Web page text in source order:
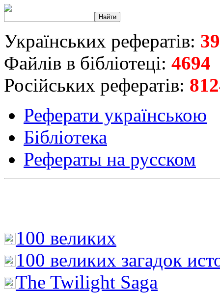
Українських рефератів:
Файлів в бібліотеці: 4694
Російських рефератів:
Реферати українською
Бібліотека
Рефераты на русском
100 великих
100 великих загадок
The Twilight Saga